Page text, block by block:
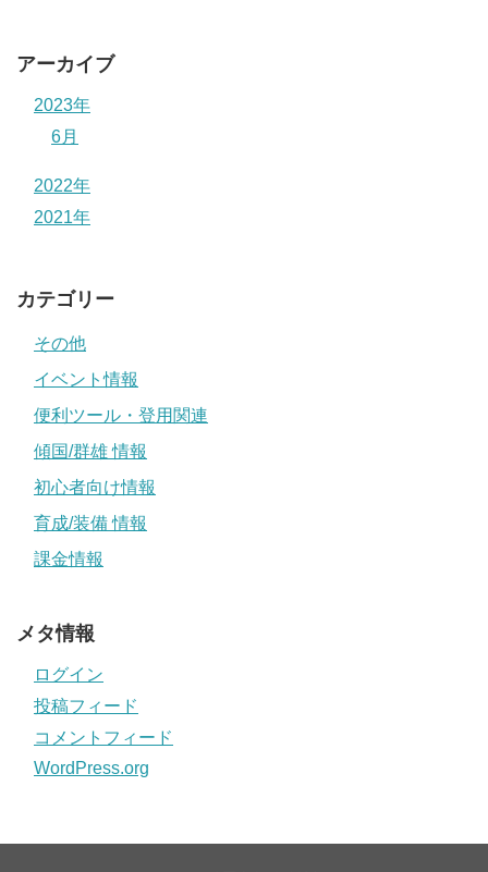
アーカイブ
2023年
6月
2022年
2021年
カテゴリー
その他
イベント情報
便利ツール・登用関連
傾国/群雄 情報
初心者向け情報
育成/装備 情報
課金情報
メタ情報
ログイン
投稿フィード
コメントフィード
WordPress.org